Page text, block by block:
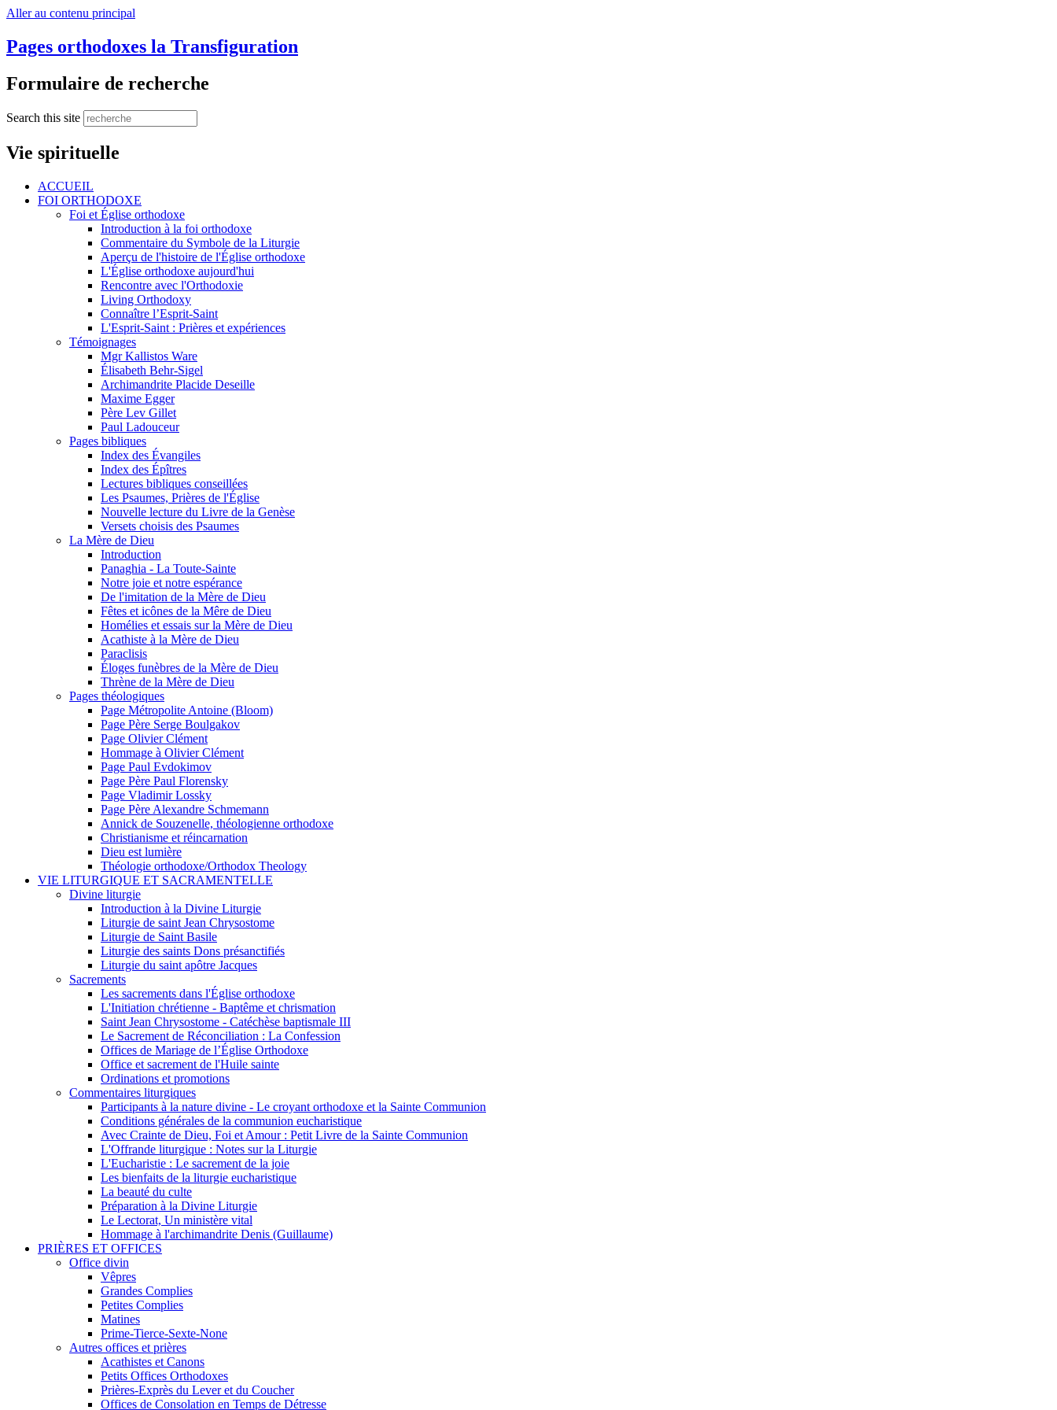
Aller au contenu principal
Pages orthodoxes la Transfiguration
Formulaire de recherche
Search this site
Vie spirituelle
ACCUEIL
FOI ORTHODOXE
Foi et Église orthodoxe
Introduction à la foi orthodoxe
Commentaire du Symbole de la Liturgie
Aperçu de l'histoire de l'Église orthodoxe
L'Église orthodoxe aujourd'hui
Rencontre avec l'Orthodoxie
Living Orthodoxy
Connaître l’Esprit-Saint
L'Esprit-Saint : Prières et expériences
Témoignages
Mgr Kallistos Ware
Élisabeth Behr-Sigel
Archimandrite Placide Deseille
Maxime Egger
Père Lev Gillet
Paul Ladouceur
Pages bibliques
Index des Évangiles
Index des Épîtres
Lectures bibliques conseillées
Les Psaumes, Prières de l'Église
Nouvelle lecture du Livre de la Genèse
Versets choisis des Psaumes
La Mère de Dieu
Introduction
Panaghia - La Toute-Sainte
Notre joie et notre espérance
De l'imitation de la Mère de Dieu
Fêtes et icônes de la Mêre de Dieu
Homélies et essais sur la Mère de Dieu
Acathiste à la Mère de Dieu
Paraclisis
Éloges funèbres de la Mère de Dieu
Thrène de la Mère de Dieu
Pages théologiques
Page Métropolite Antoine (Bloom)
Page Père Serge Boulgakov
Page Olivier Clément
Hommage à Olivier Clément
Page Paul Evdokimov
Page Père Paul Florensky
Page Vladimir Lossky
Page Père Alexandre Schmemann
Annick de Souzenelle, théologienne orthodoxe
Christianisme et réincarnation
Dieu est lumière
Théologie orthodoxe/Orthodox Theology
VIE LITURGIQUE ET SACRAMENTELLE
Divine liturgie
Introduction à la Divine Liturgie
Liturgie de saint Jean Chrysostome
Liturgie de Saint Basile
Liturgie des saints Dons présanctifiés
Liturgie du saint apôtre Jacques
Sacrements
Les sacrements dans l'Église orthodoxe
L'Initiation chrétienne - Baptême et chrismation
Saint Jean Chrysostome - Catéchèse baptismale III
Le Sacrement de Réconciliation : La Confession
Offices de Mariage de l’Église Orthodoxe
Office et sacrement de l'Huile sainte
Ordinations et promotions
Commentaires liturgiques
Participants à la nature divine - Le croyant orthodoxe et la Sainte Communion
Conditions générales de la communion eucharistique
Avec Crainte de Dieu, Foi et Amour : Petit Livre de la Sainte Communion
L'Offrande liturgique : Notes sur la Liturgie
L'Eucharistie : Le sacrement de la joie
Les bienfaits de la liturgie eucharistique
La beauté du culte
Préparation à la Divine Liturgie
Le Lectorat, Un ministère vital
Hommage à l'archimandrite Denis (Guillaume)
PRIÈRES ET OFFICES
Office divin
Vêpres
Grandes Complies
Petites Complies
Matines
Prime-Tierce-Sexte-None
Autres offices et prières
Acathistes et Canons
Petits Offices Orthodoxes
Prières-Exprès du Lever et du Coucher
Offices de Consolation en Temps de Détresse